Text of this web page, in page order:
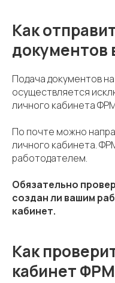
Как
документов
Подача документов
осуществляется
личного кабинета
По почте можно
личного кабинета.
работодателем.
Обязательно
создан ли вашим
кабинет.
Как
кабинет